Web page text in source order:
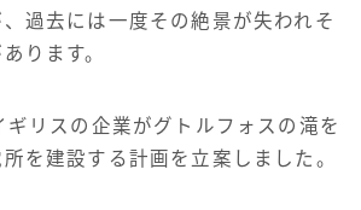
過去には一度その絶景が失われそ
ります。
リスの企業がグトルフォスの滝を
を建設する計画を立案しました。